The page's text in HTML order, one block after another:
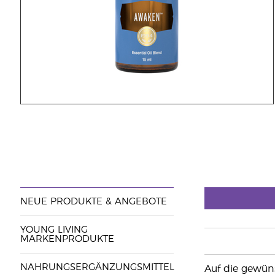
NEUE PRODUKTE & ANGEBOTE
YOUNG LIVING
MARKENPRODUKTE
NAHRUNGSERGÄNZUNGSMITTEL Auf die